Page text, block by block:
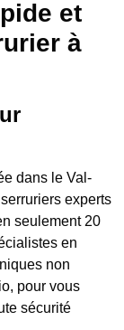
et
à
dans le Val-
experts
seulement 20
en
non
pour vous
sécurité